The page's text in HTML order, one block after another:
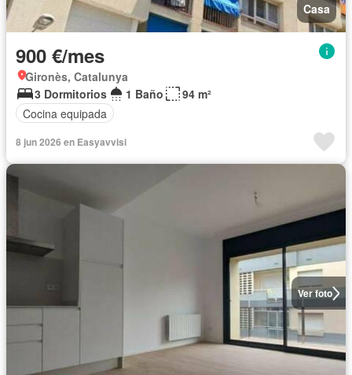
Casa
900 €/mes
Gironès, Catalunya
3 Dormitorios
1 Baño
94 m²
Cocina equipada
8 jun 2026 en Easyavvisi
Ver foto